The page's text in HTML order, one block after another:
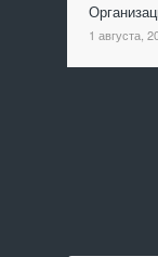
1 августа,